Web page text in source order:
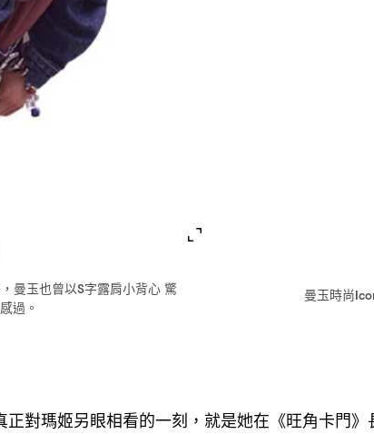
， 曼玉也曾以S字露肩小背心 驚
過。
曼玉時尚
正對瑪姬另眼相看的一刻 ， 就是她在《旺角卡門